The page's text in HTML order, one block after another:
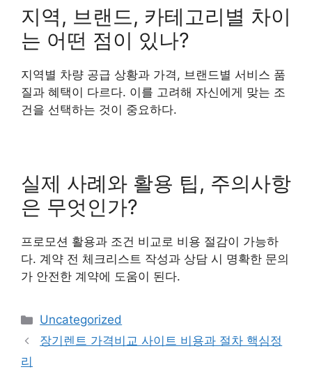
지역, 브랜드, 카테고리별 차이
는 어떤 점이 있나?
지역별 차량 공급 상황과 가격, 브랜드별 서비스 품
질과 혜택이 다르다. 이를 고려해 자신에게 맞는 조
건을 선택하는 것이 중요하다.
실제 사례와 활용 팁, 주의사항
은 무엇인가?
프로모션 활용과 조건 비교로 비용 절감이 가능하
다. 계약 전 체크리스트 작성과 상담 시 명확한 문의
가 안전한 계약에 도움이 된다.
Categories
Uncategorized
장기렌트 가격비교 사이트 비용과 절차 핵심정
리